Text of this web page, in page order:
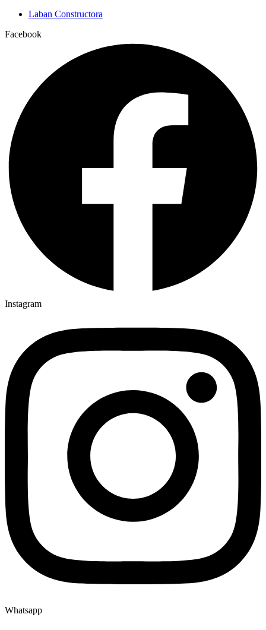
Laban Constructora
Facebook
Instagram
Whatsapp